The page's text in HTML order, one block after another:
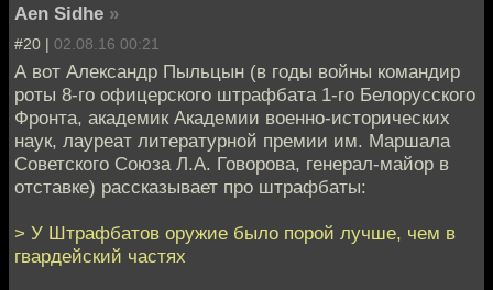
Aen Sidhe »
#20 | 02.08.16 00:21
А вот Александр Пыльцын (в годы войны командир
роты 8-го офицерского штрафбата 1-го Белорусского
Фронта, академик Академии военно-исторических
наук, лауреат литературной премии им. Маршала
Советского Союза Л.А. Говорова, генерал-майор в
отставке) рассказывает про штрафбаты:
> У Штрафбатов оружие было порой лучше, чем в
гвардейский частях